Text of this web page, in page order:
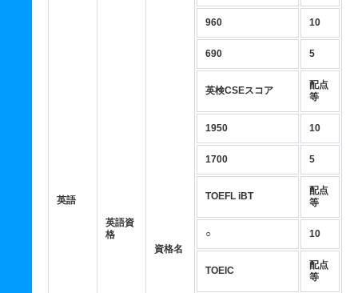
英語
英語資
格
資格名
960 10
690 5
英検CSEスコア
配点
等
1950 10
1700 5
TOEFL iBT
配点
等
○ 10
TOEIC
配点
等